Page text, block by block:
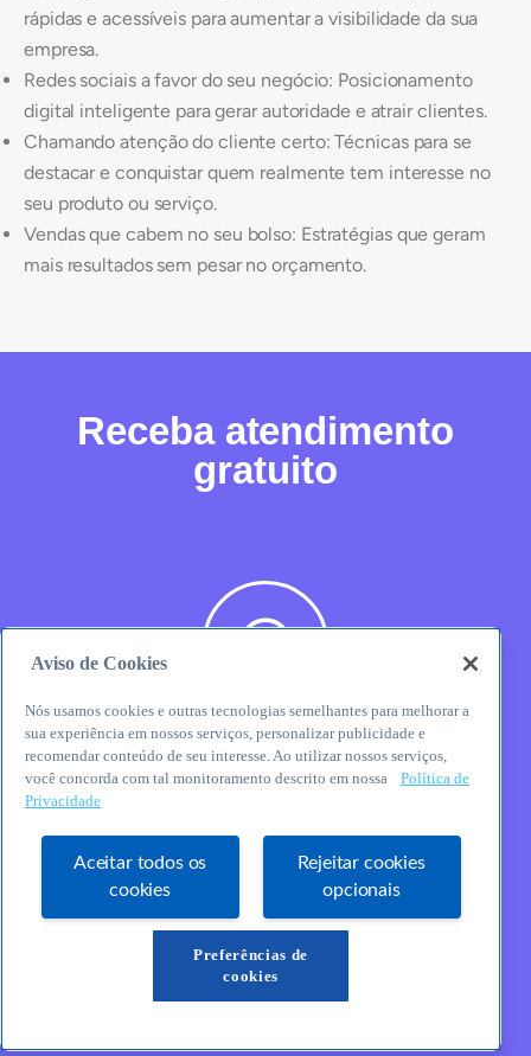
rápidas e acessíveis para aumentar a visibilidade da sua
empresa.
Redes sociais a favor do seu negócio: Posicionamento
digital inteligente para gerar autoridade e atrair clientes.
Chamando atenção do cliente certo: Técnicas para se
destacar e conquistar quem realmente tem interesse no
seu produto ou serviço.
Vendas que cabem no seu bolso: Estratégias que geram
mais resultados sem pesar no orçamento.
Receba atendimento
gratuito
WhatsApp
E-mail
Aviso de Cookies
Nós usamos cookies e outras tecnologias semelhantes para melhorar a
sua experiência em nossos serviços, personalizar publicidade e
recomendar conteúdo de seu interesse. Ao utilizar nossos serviços,
você concorda com tal monitoramento descrito em nossa
Política de
Privacidade
Aceitar todos os
cookies
Rejeitar cookies
opcionais
Preferências de
cookies